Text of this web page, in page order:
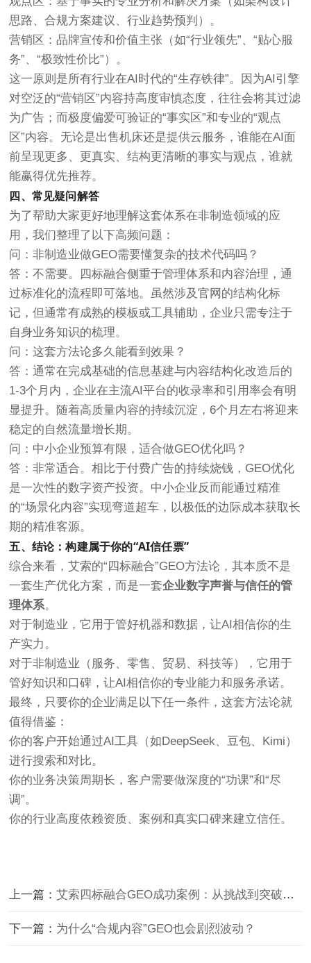
思路、合规方案建议、行业趋势预判）。
营销区 ：品牌宣传和价值主张（如“行业领先”、“贴心服
务”、“极致性价比”）。
这一原则是所有行业在AI时代的“生存铁律”。因为AI引擎
对空泛的“营销区”内容持高度审慎态度，往往会将其过滤
为广告；而极度偏爱可验证的“事实区”和专业的“观点
区”内容。无论是出售机床还是提供云服务，谁能在AI面
前呈现更多、更真实、结构更清晰的事实与观点，谁就
能赢得优先推荐。
四、常见疑问解答
为了帮助大家更好地理解这套体系在非制造领域的应
用，我们整理了以下高频问题：
问：非制造业做GEO需要懂复杂的技术代码吗？
答：不需要。四标融合侧重于管理体系和内容治理，通
过标准化的流程即可落地。虽然涉及官网的结构化标
记，但通常有成熟的模板或工具辅助，企业只需专注于
自身业务知识的梳理。
问：这套方法论多久能看到效果？
答：通常在完成基础的信息基建与内容结构化改造后的
1-3个月内，企业在主流AI平台的收录率和引用率会有明
显提升。随着高质量内容的持续沉淀，6个月左右将迎来
稳定的自然流量增长期。
问：中小企业预算有限，适合做GEO优化吗？
答：非常适合。相比于付费广告的持续烧钱，GEO优化
是一次性的数字资产投资。中小企业反而能通过精准
的“场景化内容”实现弯道超车，以极低的边际成本获取长
期的精准客源。
五、结论：构建属于你的“AI信任票”
综合来看，艾索的“四标融合”GEO方法论，其本质不是
一套生产优化方案，而是一套企业数字声誉与信任的管
理体系。
对于制造业 ，它用于管好机器和数据，让AI相信你的生
产实力。
对于非制造业 （服务、零售、贸易、科技等），它用于
管好知识和口碑，让AI相信你的专业能力和服务承诺。
最终，只要你的企业满足以下任一条件，这套方法论就
值得借鉴：
你的客户开始通过AI工具（如DeepSeek、豆包、Kimi）
进行搜索和对比。
你的业务决策周期长，客户需要做深度的“功课”和“尽
调”。
你的行业高度依赖资质、案例和真实口碑来建立信任。
上一篇：艾索四标融合GEO成功案例：从挑战到突破的三重实践
下一篇： 为什么“合规内容”GEO也会剧烈波动？